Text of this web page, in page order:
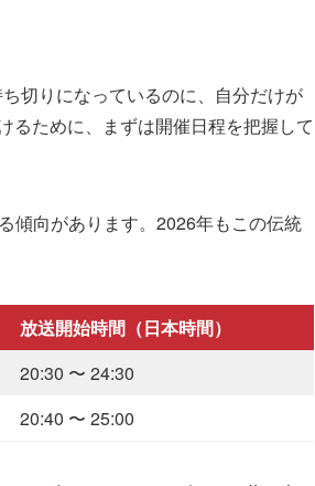
切りになっているのに、自分だけが
ために、まずは開催日程を把握して
傾向があります。2026年もこの伝統
放送開始時間（日本時間）
20:30 〜 24:30
20:40 〜 25:00